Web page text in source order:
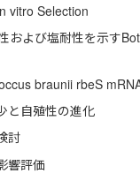
vitro Selection
および塩耐性を示す
braunii rbeS
と自殖性の進化
討
響評価